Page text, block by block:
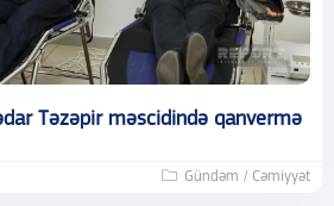
Təzəpir məscidində qanvermə
Gündəm / Cəmiyyət